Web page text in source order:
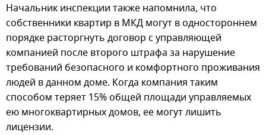
Начальник инспекции также напомнила, что
собственники квартир в МКД могут в одностороннем
порядке расторгнуть договор с управляющей
компанией после второго штрафа за нарушение
требований безопасного и комфортного проживания
людей в данном доме. Когда компания таким
способом теряет 15% общей площади управляемых
ею многоквартирных домов, ее могут лишить
лицензии.